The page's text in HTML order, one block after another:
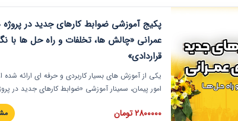
پکیج آموزشی ضوابط کارهای جدید در
عمرانی «چالش ها، تخلفات و راه حل ها با
قراردادی»
یکی از آموزش‏‏‏‏‏‏ های بسیار کاربردی و حرفه‏ ای ارائه شده
امور پیمان، سمینار آموزشی «ضوابط کارهای جدید در
عمرانی» چالش ها، تخلفات و راه حل ها با نگرش
در محل سندیکای شرکت های ساختمانی کشور ارائه شد.
2800000 تومان